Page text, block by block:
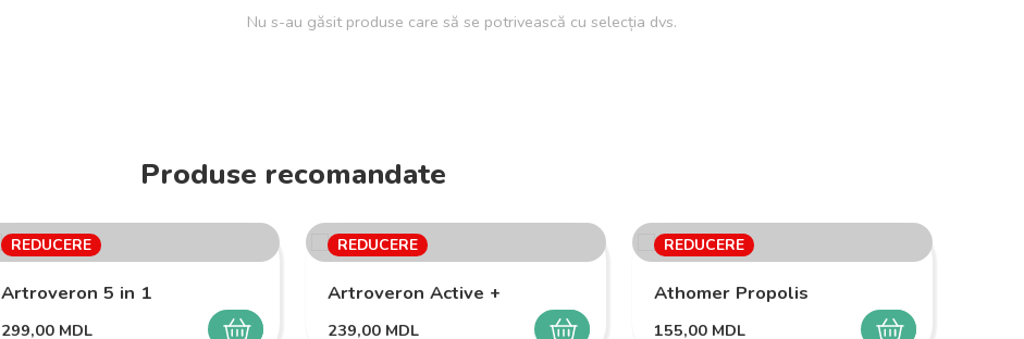
Nu s-au găsit produse care să se potrivească cu selecția dvs.
Produse recomandate
REDUCERE
SELECTEAZĂ
Artroveron 5 in 1
299,00 MDL
REDUCERE
SELECTEAZĂ
Artroveron Active +
239,00 MDL
REDUCERE
SELECTEAZĂ
Athomer Propolis
155,00 MDL